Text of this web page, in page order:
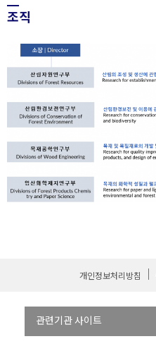
조직
개인정보처리방침